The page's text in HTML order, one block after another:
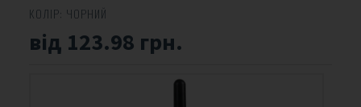
КОЛІР: ЧОРНИЙ
від 123.98 грн.